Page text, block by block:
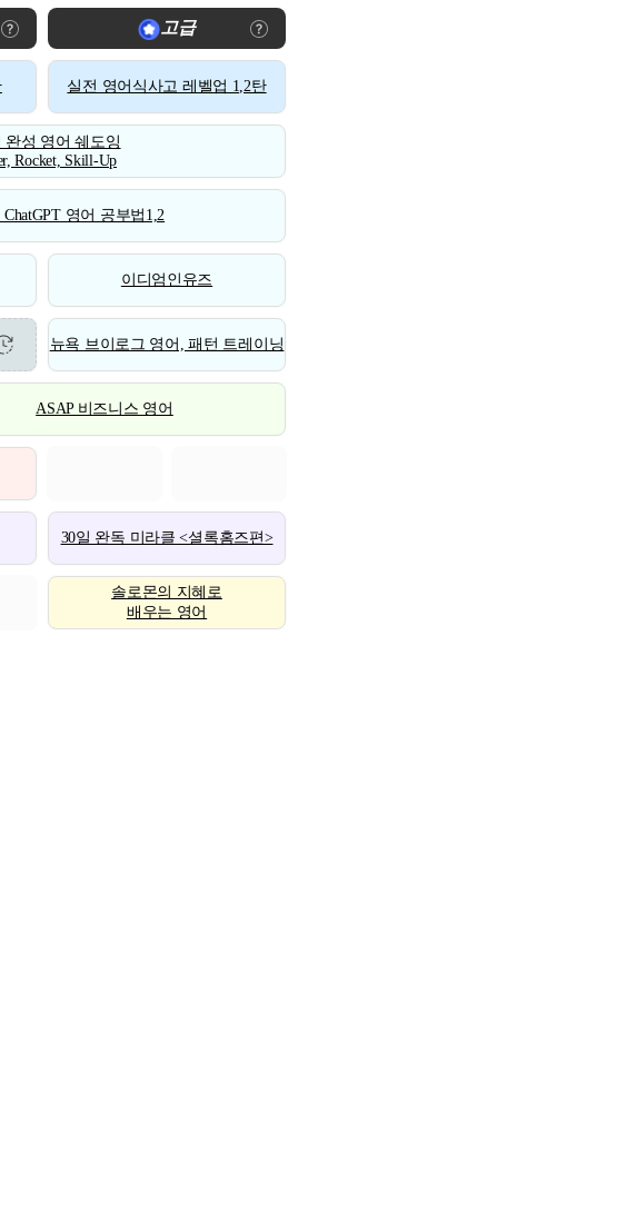
고급
실전 영어식사고 레벨업 1,2탄
완성 영어 쉐도잉
Rocket, Skill-Up
영어 공부법1,2
이디엄인유즈
뉴욕 브이로그 영어, 패턴 트레이닝
ASAP 비즈니스 영어
30일 완독 미라클 <셜록홈즈편>
솔로몬의 지혜로
배우는 영어